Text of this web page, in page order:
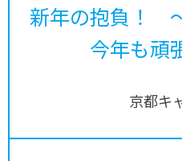
新年の抱負！
今年も頑
京都キ